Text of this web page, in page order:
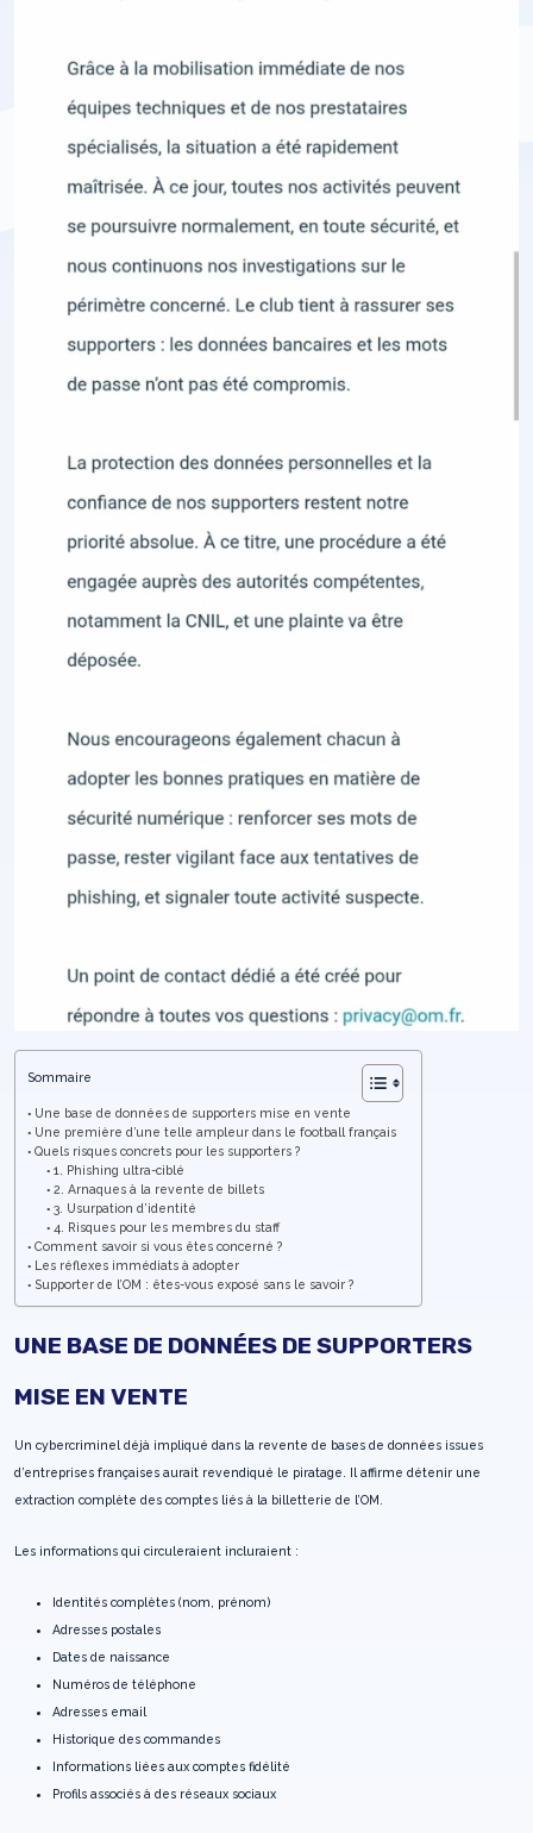
Sommaire
Une base de données de supporters mise en vente
Une première d’une telle ampleur dans le football français
Quels risques concrets pour les supporters ?
1. Phishing ultra-ciblé
2. Arnaques à la revente de billets
3. Usurpation d’identité
4. Risques pour les membres du staff
Comment savoir si vous êtes concerné ?
Les réflexes immédiats à adopter
Supporter de l’OM : êtes-vous exposé sans le savoir ?
UNE BASE DE DONNÉES DE SUPPORTERS
MISE EN VENTE
Un cybercriminel déjà impliqué dans la revente de bases de données issues
d’entreprises françaises aurait revendiqué le piratage. Il affirme détenir une
extraction complète des comptes liés à la billetterie de l’OM.
Les informations qui circuleraient incluraient :
Identités complètes (nom, prénom)
Adresses postales
Dates de naissance
Numéros de téléphone
Adresses email
Historique des commandes
Informations liées aux comptes fidélité
Profils associés à des réseaux sociaux